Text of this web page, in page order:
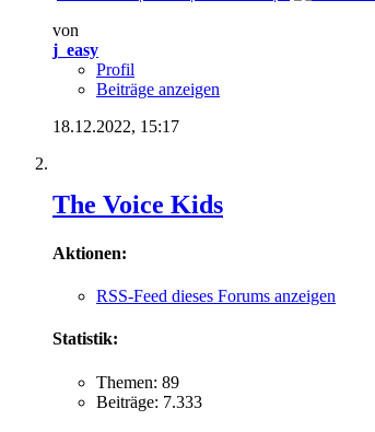
von
j_easy
Profil
Beiträge anzeigen
18.12.2022, 15:17
The Voice Kids
Aktionen:
RSS-Feed dieses Forums anzeigen
Statistik:
Themen: 89
Beiträge: 7.333